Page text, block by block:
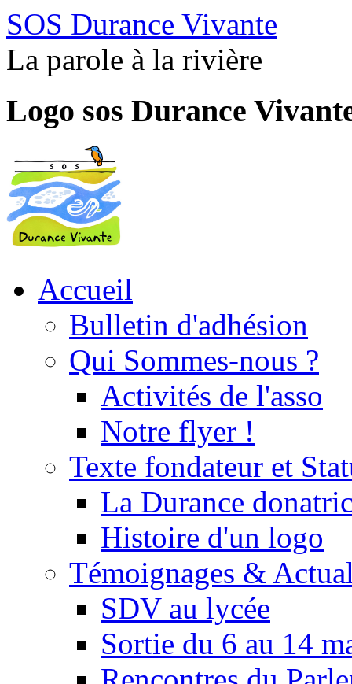
SOS Durance Vivante
La parole à la rivière
Logo sos Durance
Accueil
Bulletin d'adhésion
Qui Sommes-nous ?
Activités de l'asso
Notre flyer !
Texte fondateur et
La Durance
Histoire d'un logo
Témoignages &
SDV au lycée
Sortie du 6 au 14